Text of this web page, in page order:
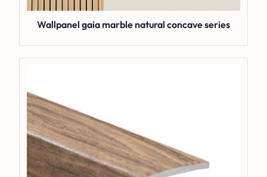
Wallpanel gaia marble natural concave series